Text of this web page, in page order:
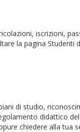
iscrizioni,
la pagina Studenti
di studio,
didattico
chiedere alla tua